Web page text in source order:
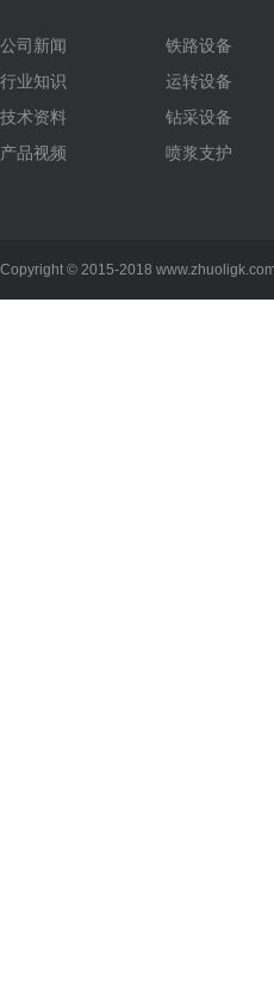
公司新闻
行业知识
技术资料
产品视频
铁路设备
运转设备
钻采设备
喷浆支护
Copyright © 2015-2018 www.zhuoligk.com